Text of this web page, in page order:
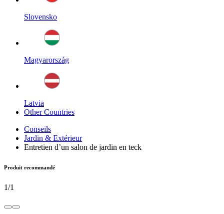
Slovensko
Magyarország
Latvia
Other Countries
Conseils
Jardin & Extérieur
Entretien d’un salon de jardin en teck
Produit recommandé
1/1